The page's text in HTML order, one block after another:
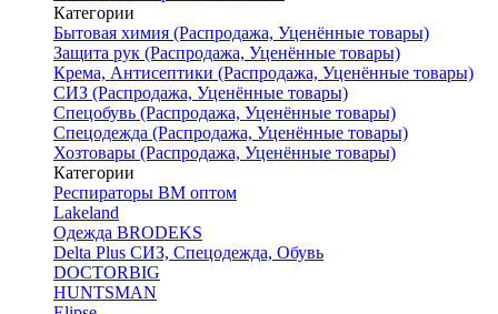
Категории
Бытовая химия (Распродажа, Уценённые товары)
Защита рук (Распродажа, Уценённые товары)
Крема, Антисептики (Распродажа, Уценённые товары)
СИЗ (Распродажа, Уценённые товары)
Спецобувь (Распродажа, Уценённые товары)
Спецодежда (Распродажа, Уценённые товары)
Хозтовары (Распродажа, Уценённые товары)
Категории
Респираторы ВМ оптом
Lakeland
Одежда BRODEKS
Delta Plus СИЗ, Спецодежда, Обувь
DOCTORBIG
HUNTSMAN